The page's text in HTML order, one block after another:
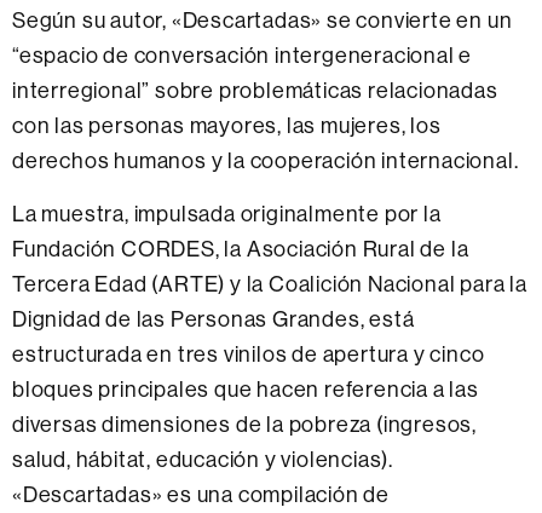
Según su autor, «Descartadas» se convierte en un
“espacio de conversación intergeneracional e
interregional” sobre problemáticas relacionadas
con las personas mayores, las mujeres, los
derechos humanos y la cooperación internacional.
La muestra, impulsada originalmente por la
Fundación CORDES, la Asociación Rural de la
Tercera Edad (ARTE) y la Coalición Nacional para la
Dignidad de las Personas Grandes, está
estructurada en tres vinilos de apertura y cinco
bloques principales que hacen referencia a las
diversas dimensiones de la pobreza (ingresos,
salud, hábitat, educación y violencias).
«Descartadas» es una compilación de